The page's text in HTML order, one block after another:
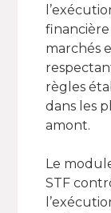
financière
marchés
règles
dans les
amont.
Le
STF